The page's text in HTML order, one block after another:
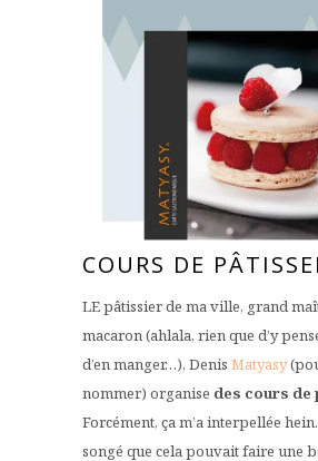
COURS DE
LE pâtissier de ma ville, grand
macaron (ahlala, rien que d’y
d’en manger…), Denis Matyasy
nommer) organise des cours de
Forcément, ça m’a interpellée
songé que cela pouvait faire une